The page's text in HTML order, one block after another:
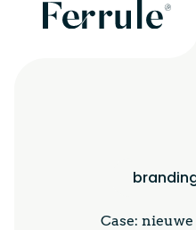
Case: